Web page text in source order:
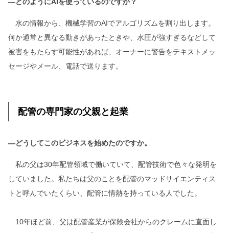
水の情報から、機械学習のAIでアルゴリズムを割り出します。
何か通常と異なる動きがあったときや、水圧が強すぎるなどして
被害をもたらす可能性があれば、オーナーに警告をテキストメッ
セージやメール、電話で送ります。
配管の専門家の父親と起業
―どうしてこのビジネスを始めたのですか。
私の父は30年配管領域で働いていて、配管技術で色々な発明を
していました。私たちは父のことを配管のマッドサイエンティス
トと呼んでいたくらい、配管に情熱を持っている人でした。
10年ほど前、父は配管産業が保険会社からのクレームに直面し